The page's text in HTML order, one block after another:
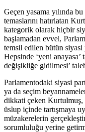
Geçen yasama yılında
temaslarını hatırlatan
kategorik olarak hiçbir
başlamadan evvel,
temsil edilen bütün
Hepsinde ‘yeni
değişikliğe gidilmesi’
Parlamentodaki siyasi
ya da seçim
dikkati çeken Kurtulmuş,
üslup içinde tartışmaya
müzakerelerin
sorumluluğu yerine